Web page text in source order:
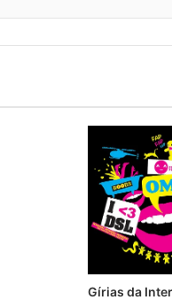
Gírias da